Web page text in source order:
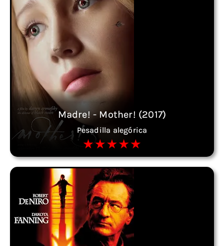
Madre! - Mother! (2017)
Pesadilla alegórica